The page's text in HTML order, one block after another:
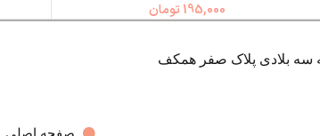
195,000 تومان